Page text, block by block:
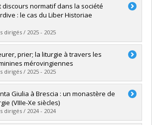
Warmoes, Laurie
dans Papyrus
normatif dans la société
: le cas du Liber Historiae
/ 2025 - 2025
Catherine
:M.A.
dans Papyrus
prier; la liturgie à travers les
mérovingiennes
/ 2025 - 2025
Patricia
:M.A.
dans Papyrus
Giulia à Brescia : un monastère de
(VIIIe-Xe siècles)
/ 2024 - 2024